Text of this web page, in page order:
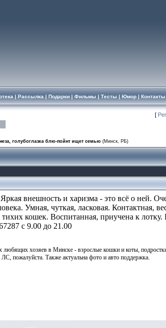
| Рассылка | Подарки| Фильмы | Тесты | Юмор| Контакты
[
голубоглазка блю-пойнт ищет семью (Минск, РБ)
внешность и харизма - это всё о ней.
Умная, чуткая, ласковая. Контактная,
кошек. Воспитанная, приучена к
с 9.00 до 21.00
хозяев в Минске - взрослые кошки и коты,
пожалуйста. Также актуальна фото и авто поддержка.